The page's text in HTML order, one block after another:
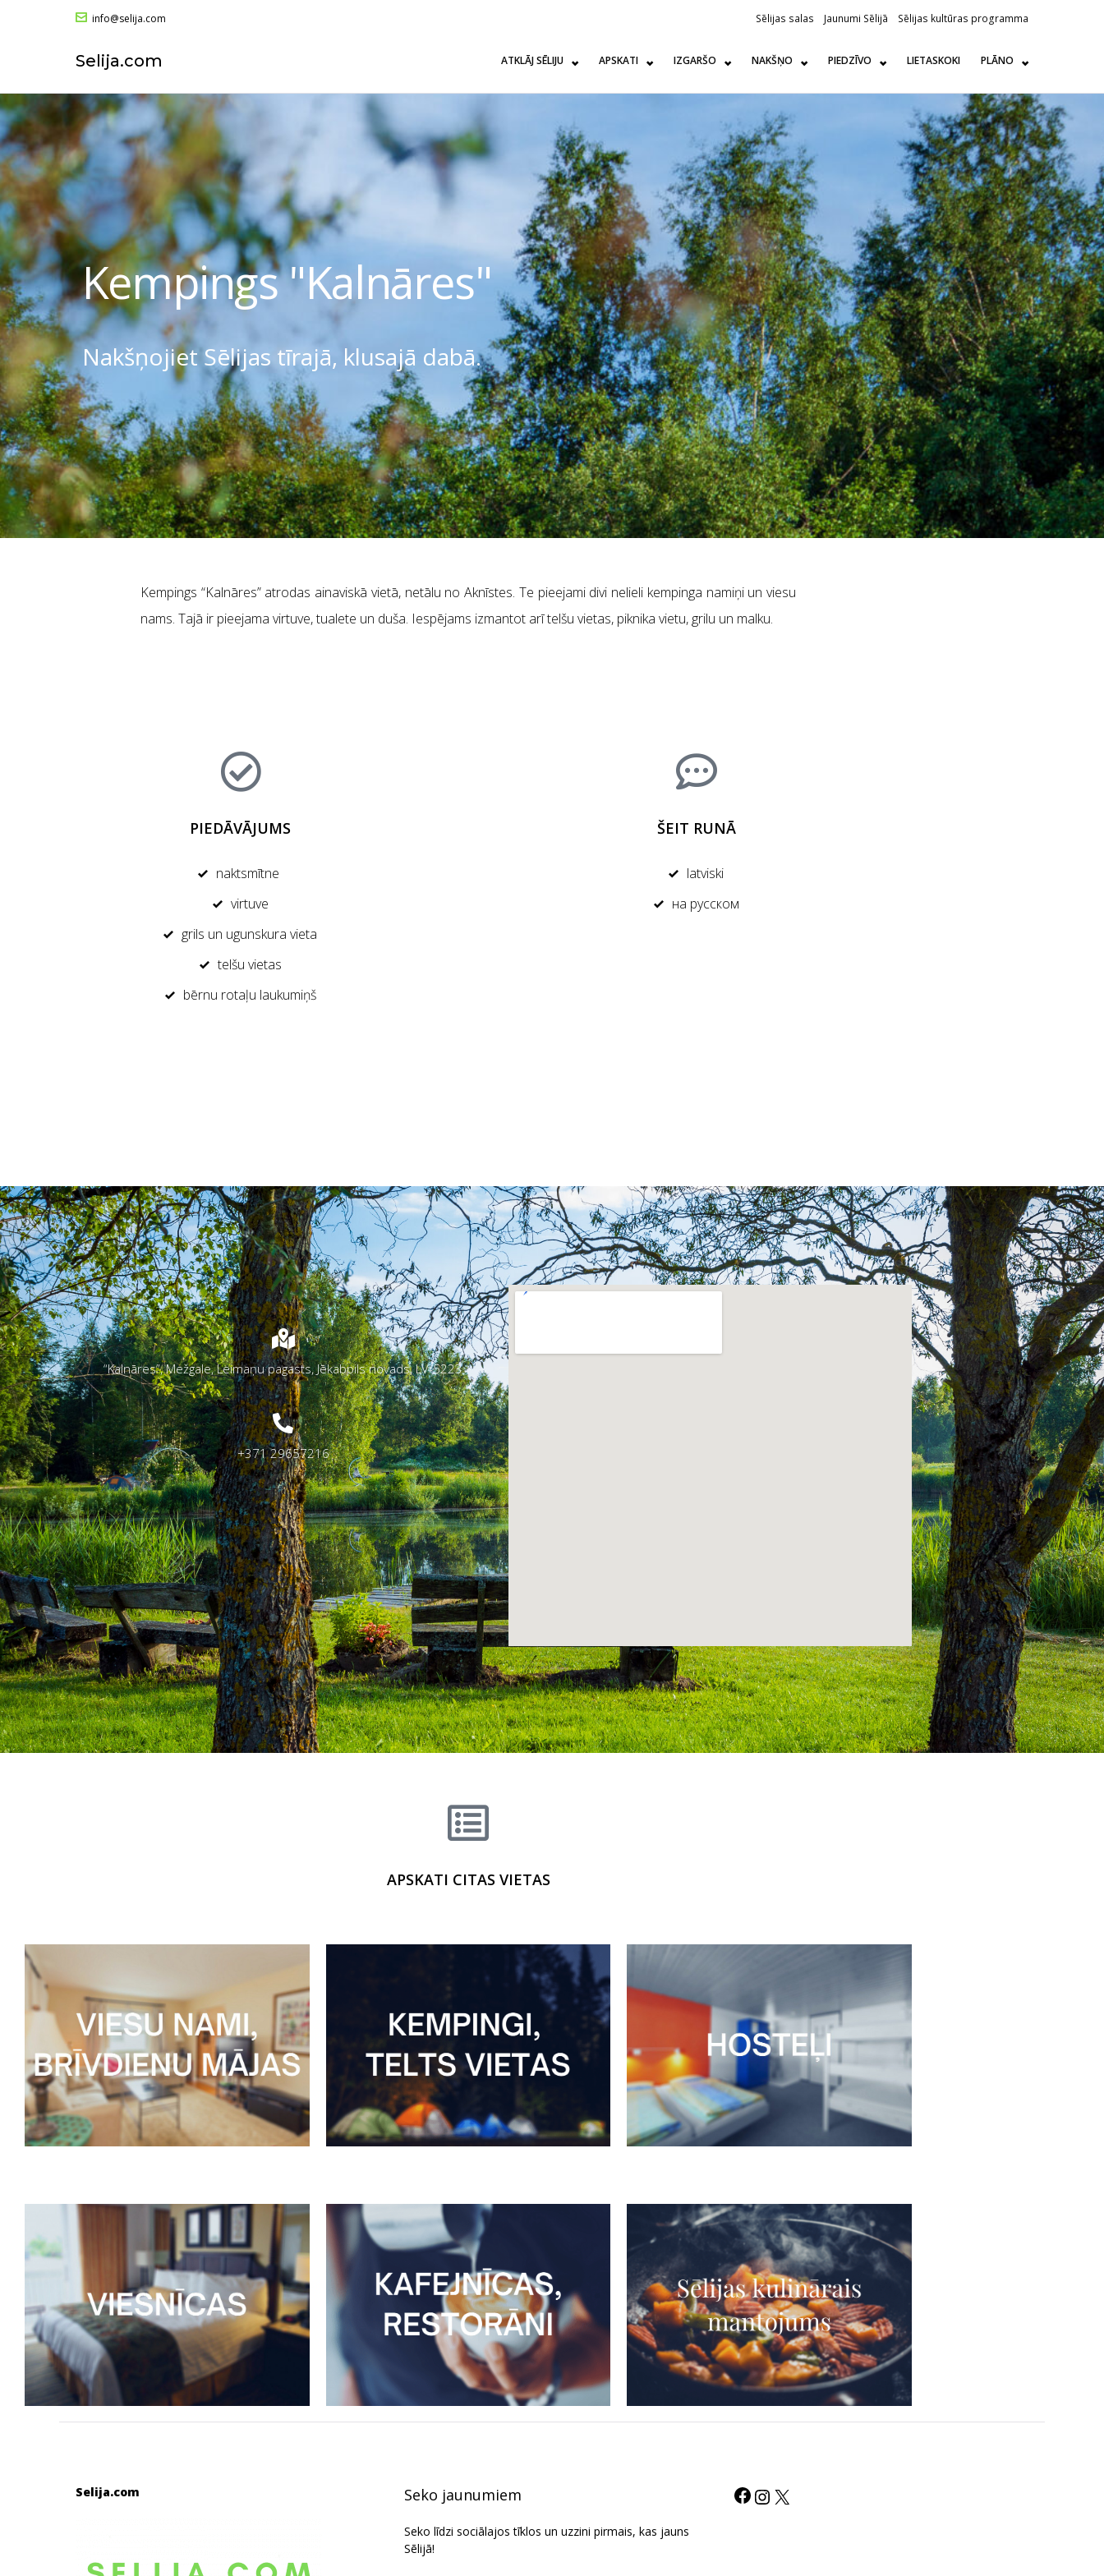
info@selija.com Sēlijas salas Jaunumi Sēlijā Sēlijas kultūras programma
Selija.com ATKLĀJ SĒLIJU APSKATI IZGARŠO NAKŠŅO PIEDZĪVO LIETASKOKI PLĀNO
Kempings "Kalnāres"
Nakšņojiet Sēlijas tīrajā, klusajā dabā.
Kempings “Kalnāres” atrodas ainaviskā vietā, netālu no Aknīstes. Te pieejami divi nelieli kempinga namiņi un viesu
nams. Tajā ir pieejama virtuve, tualete un duša. Iespējams izmantot arī telšu vietas, piknika vietu, grilu un malku.
PIEDĀVĀJUMS
naktsmītne
virtuve
grils un ugunskura vieta
telšu vietas
bērnu rotaļu laukumiņš
ŠEIT RUNĀ
latviski
на русском
“Kalnāres”, Mežgale, Leimaņu pagasts, Jēkabpils novads, LV-5223
+371 29657216
APSKATI CITAS VIETAS
Selija.com Seko jaunumiem
Seko līdzi sociālajos tīklos un uzzini pirmais, kas jauns
Sēlijā!